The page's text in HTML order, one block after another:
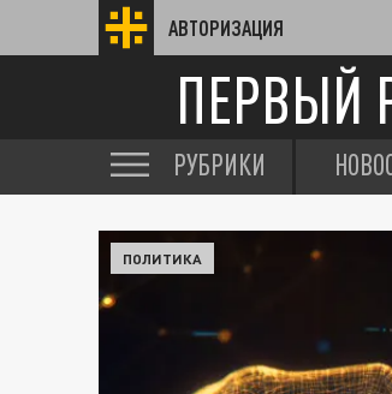
АВТОРИЗАЦИЯ
ПЕРВЫЙ
РУБРИКИ
ПОЛИТИКА